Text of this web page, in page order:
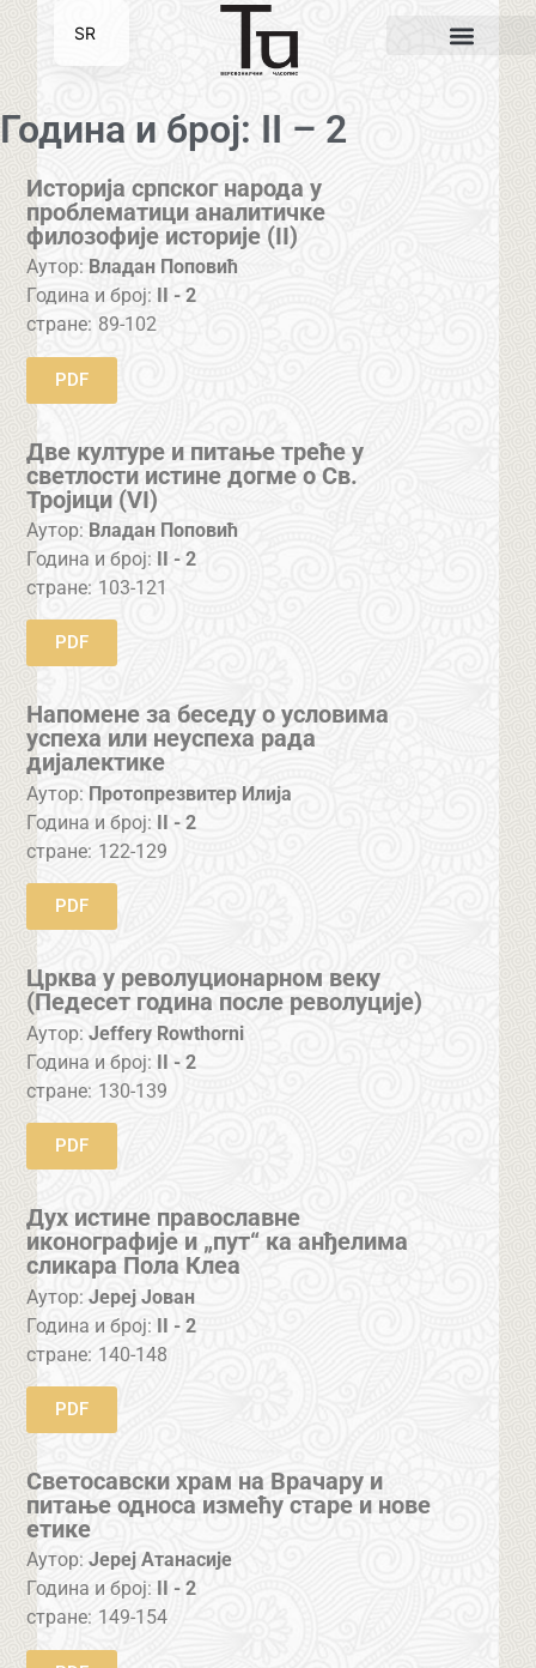
Година и број: II – 2
Историја српског народа у
проблематици аналитичке
филозофије историје (II)
Аутор: Владан Поповић
Година и број: II - 2
стране: 89-102
PDF
Две културе и питање треће у
светлости истине догме о Св.
Тројици (VI)
Аутор: Владан Поповић
Година и број: II - 2
стране: 103-121
PDF
Напомене за беседу о условима
успеха или неуспеха рада
дијалектике
Аутор: Протопрезвитер Илија
Година и број: II - 2
стране: 122-129
PDF
Црква у револуционарном веку
(Педесет година после револуције)
Аутор: Jeffery Rowthorni
Година и број: II - 2
стране: 130-139
PDF
Дух истине православне
иконографије и „пут“ ка анђелима
сликара Пола Клеа
Аутор: Јереј Јован
Година и број: II - 2
стране: 140-148
PDF
Светосавски храм на Врачару и
питање односа измећу старе и нове
етике
Аутор: Јереј Атанасије
Година и број:
II - 2
стране: 149-154
SR
EN